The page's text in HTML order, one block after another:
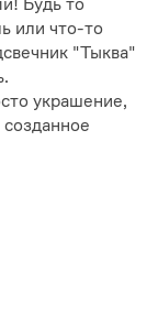
или что-то
"Тыква"
украшение,